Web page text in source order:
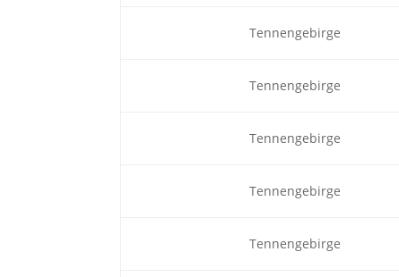
Tennengebirge
Tennengebirge
Tennengebirge
Tennengebirge
Tennengebirge